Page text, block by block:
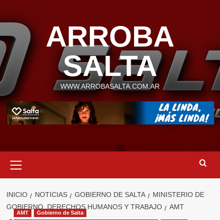
contenido
ARROBA
SALTA
WWW.ARROBASALTA.COM.AR
primario
INICIO NOTICIAS GOBIERNO DE SALTA
MINISTERIO DE
GOBIERNO, DERECHOS HUMANOS Y TRABAJO
AMT
AMT
Gobierno de Salta